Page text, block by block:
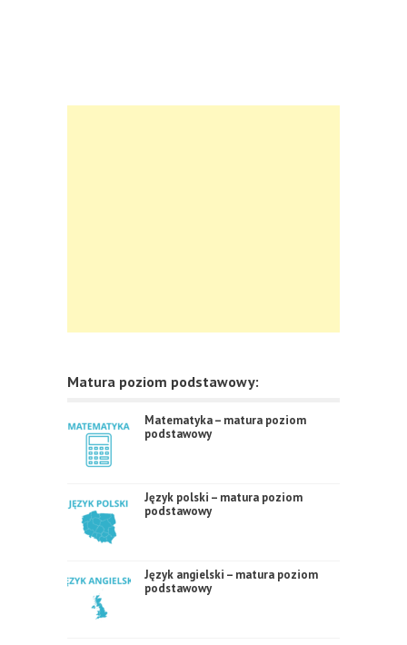
Matura poziom podstawowy:
Matematyka – matura poziom
podstawowy
Język polski – matura poziom
podstawowy
Język angielski – matura poziom
podstawowy